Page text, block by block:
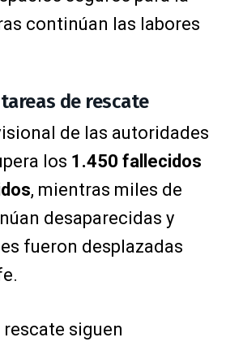
continúan las labores
de rescate
de las autoridades
los 1.450 fallecidos
, mientras miles de
desaparecidas y
fueron desplazadas
siguen